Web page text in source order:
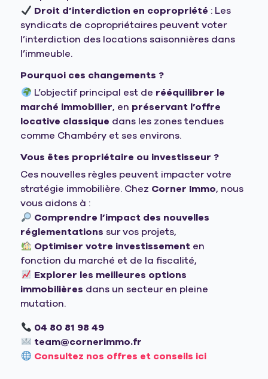
Droit d’interdiction en copropriété : Les
syndicats de copropriétaires peuvent voter
l’interdiction des locations saisonnières dans
l’immeuble.
Pourquoi ces changements ?
L’objectif principal est de rééquilibrer le
marché immobilier, en préservant l’offre
locative classique dans les zones tendues
comme Chambéry et ses environs.
Vous êtes propriétaire ou investisseur ?
Ces nouvelles règles peuvent impacter votre
stratégie immobilière. Chez Corner Immo, nous
vous aidons à :
Comprendre l’impact des nouvelles
réglementations sur vos projets,
Optimiser votre investissementen
fonction du marché et de la fiscalité,
Explorer les meilleures options
immobilières dans un secteur en pleine
mutation.
04 80 81 98 49
team@cornerimmo.fr
Consultez nos offres et conseils ici